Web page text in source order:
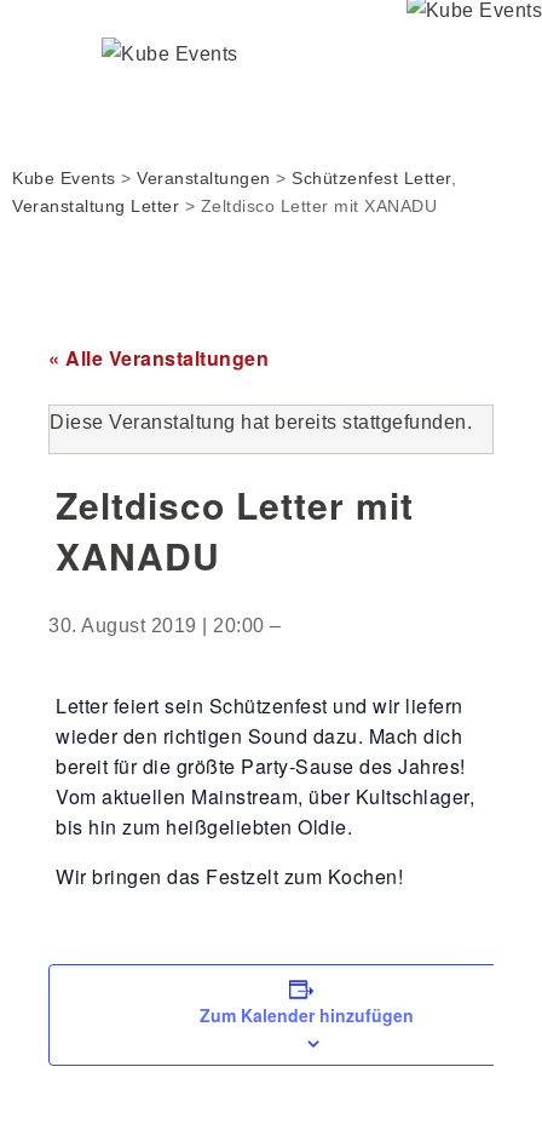
Kube Events > Veranstaltungen > Schützenfest Letter,
Veranstaltung Letter > Zeltdisco Letter mit XANADU
« Alle Veranstaltungen
Diese Veranstaltung hat bereits stattgefunden.
Zeltdisco Letter mit
XANADU
30. August 2019 | 20:00 –
Letter feiert sein Schützenfest und wir liefern
wieder den richtigen Sound dazu. Mach dich
bereit für die größte Party-Sause des Jahres!
Vom aktuellen Mainstream, über Kultschlager,
bis hin zum heißgeliebten Oldie.
Wir bringen das Festzelt zum Kochen!
Zum Kalender hinzufügen